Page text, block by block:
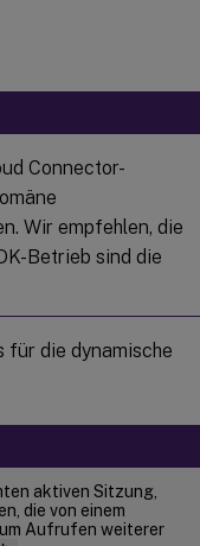
Connector-
Wir empfehlen, die
Betrieb sind die
für die dynamische
aktiven Sitzung,
die von einem
Aufrufen weiterer